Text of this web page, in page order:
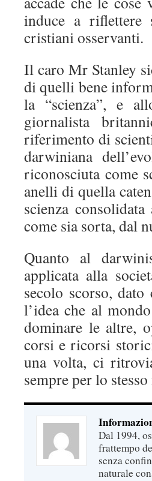
induce a riflettere
cristiani osservanti.
Il caro Mr Stanley
di quelli bene
la “scienza”, e
giornalista
riferimento di
darwiniana
riconosciuta come
anelli di quella
scienza
come sia sorta, dal
Quanto al
applicata alla
secolo scorso,
l’idea che al
dominare le altre,
corsi e ricorsi
una volta, ci
sempre per lo
Dal 1994,
frattempo
senza
naturale